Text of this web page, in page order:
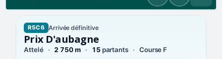
R5C6 Arrivée définitive
Prix D'aubagne
Attelé 2 750 m 15partants Course F